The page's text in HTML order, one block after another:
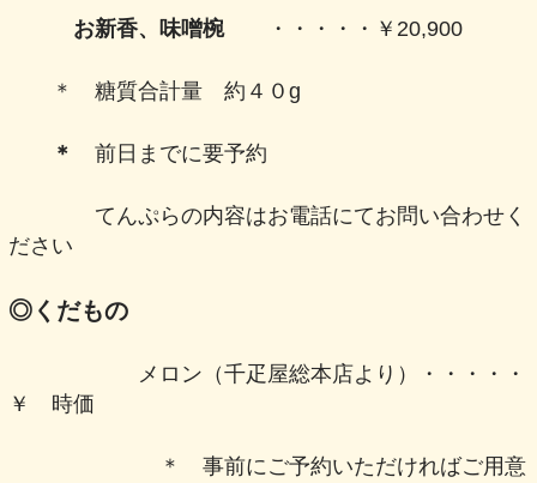
お新香、味噌椀・・・・・￥20,900
＊ 糖質合計量 約４０g
＊ 前日までに要予約
てんぷらの内容はお電話にてお問い合わせく
ださい
◎くだもの
メロン（千疋屋総本店より）・・・・・
￥ 時価
＊ 事前にご予約いただければご用意